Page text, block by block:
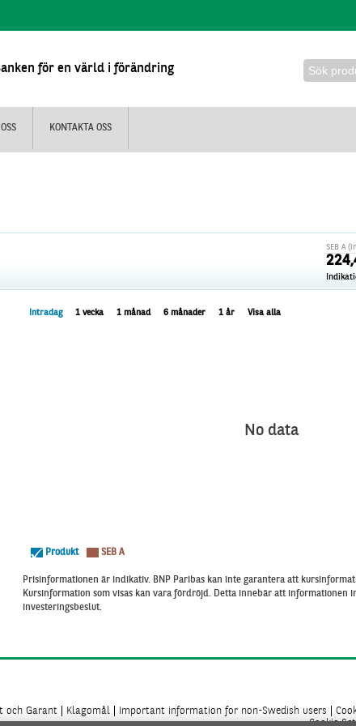
för en värld i förändring
KONTAKTA OSS
SEB A
Intradag 1 vecka 1 månad 6 månader 1 år Visa alla
No data
Produkt SEB A
Prisinformationen är indikativ. BNP Paribas kan inte garantera att
Kursinformation som visas kan vara fördröjd. Detta innebär att informationen
investeringsbeslut.
och Garant Klagomål Important information for non-Swedish users
Cookie